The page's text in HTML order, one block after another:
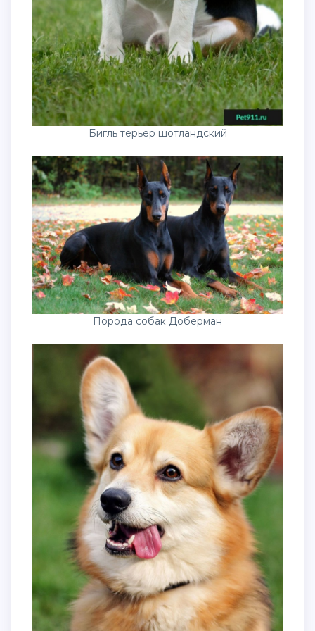
Бигль терьер шотландский
Порода собак Доберман